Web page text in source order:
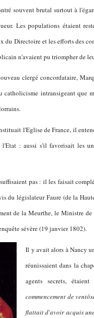
souvent brutal surtout à
Les populations étaient
du Directoire et les efforts des
n'avaient pu triompher de
clergé concordataire,
catholicisme intransigeant que
l'Eglise de France, il
: aussi s'il favorisait les
pas : il les faisait
du législateur Faure (de la
de la Meurthe, le Ministre
sévère (19 janvier 1802).
Il y avait alors à Nancy
réunissaient dans la
agents secrets,
commencement de
flattait d'avoir acquis